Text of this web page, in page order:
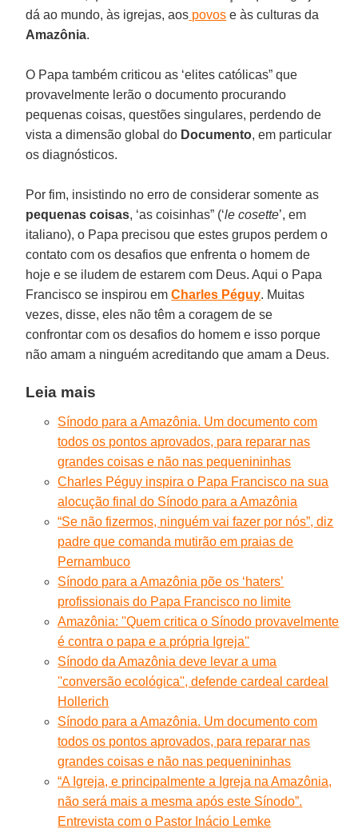
dá ao mundo, às igrejas, aos povos e às culturas da
Amazônia.
O Papa também criticou as ‘elites católicas” que
provavelmente lerão o documento procurando
pequenas coisas, questões singulares, perdendo de
vista a dimensão global do Documento, em particular
os diagnósticos.
Por fim, insistindo no erro de considerar somente as
pequenas coisas, ‘as coisinhas” (‘le cosette’, em
italiano), o Papa precisou que estes grupos perdem o
contato com os desafios que enfrenta o homem de
hoje e se iludem de estarem com Deus. Aqui o Papa
Francisco se inspirou emCharles Péguy. Muitas
vezes, disse, eles não têm a coragem de se
confrontar com os desafios do homem e isso porque
não amam a ninguém acreditando que amam a Deus.
Leia mais
Sínodo para a Amazônia. Um documento com
todos os pontos aprovados, para reparar nas
grandes coisas e não nas pequenininhas
Charles Péguy inspira o Papa Francisco na sua
alocução final do Sínodo para a Amazônia
“Se não fizermos, ninguém vai fazer por nós”, diz
padre que comanda mutirão em praias de
Pernambuco
Sínodo para a Amazônia põe os ‘haters’
profissionais do Papa Francisco no limite
Amazônia: ''Quem critica o Sínodo provavelmente
é contra o papa e a própria Igreja''
Sínodo da Amazônia deve levar a uma
''conversão ecológica'', defende cardeal cardeal
Hollerich
Sínodo para a Amazônia. Um documento com
todos os pontos aprovados, para reparar nas
grandes coisas e não nas pequenininhas
“A Igreja, e principalmente a Igreja na Amazônia,
não será mais a mesma após este Sínodo”.
Entrevista com o Pastor Inácio Lemke